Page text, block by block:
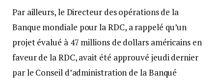
Par ailleurs, le Directeur des opérations de la
Banque mondiale pour la RDC, a rappelé qu’un
projet évalué à 47 millions de dollars américains en
faveur de la RDC, avait été approuvé jeudi dernier
par le Conseil d’administration de la Banqué